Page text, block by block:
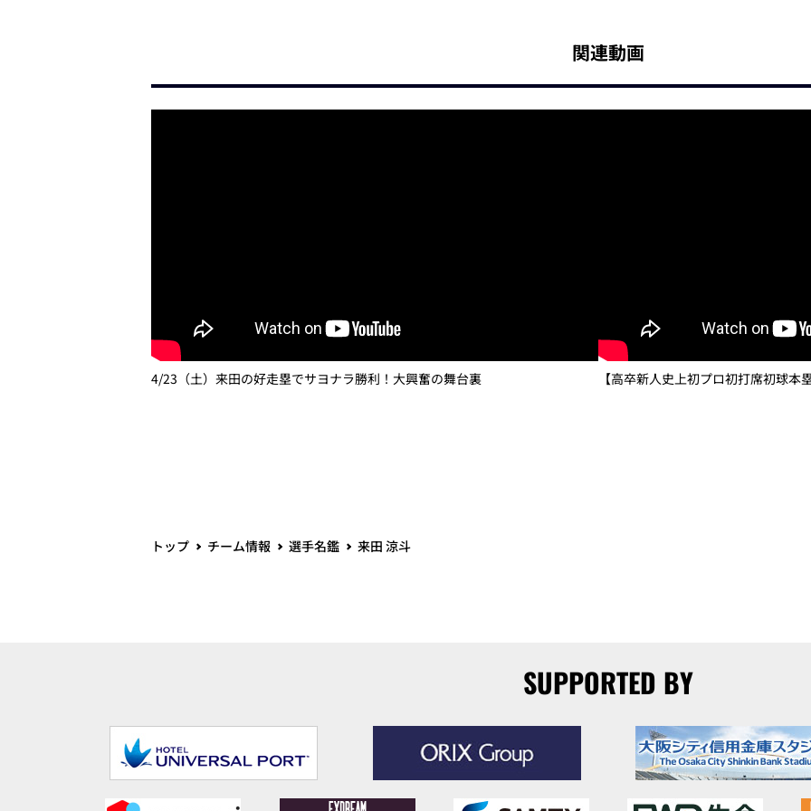
関連動画
4/23（土）来田の好走塁でサヨナラ勝利！大興奮の舞台裏 【高卒新人史上初プロ初打席初球本
トップ チーム情報 選手名鑑 来田 涼斗
SUPPORTED BY